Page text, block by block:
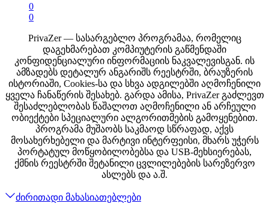
0
0
PrivaZer — სასარგებლო პროგრამაა, რომელიც
დაგეხმარებათ კომპიუტერის გაწმენდაში
კონფიდენციალური ინფორმაციის ნაკვალევისგან. ის
ამზადებს დეტალურ ანგარიშს რეესტრში, ბრაუზერის
ისტორიაში, Cookies-სა და სხვა ადგილებში აღმოჩენილი
ყველა ჩანაწერის შესახებ. გარდა ამისა, PrivaZer გაძლევთ
შესაძლებლობას წაშალოთ აღმოჩენილი ან არჩეული
ობიექტები სპეციალური ალგორითმების გამოყენებით.
პროგრამა მუშაობს საკმაოდ სწრაფად, აქვს
მოსახერხებელი და მარტივი ინტერფეისი, მხარს უჭერს
პორტატულ მოწყობილობებსა და USB-მეხსიერებას,
ქმნის რეესტრში შეტანილი ცვლილებების სარეზერვო
ასლებს და ა.შ.
ძირითადი მახასიათებლები